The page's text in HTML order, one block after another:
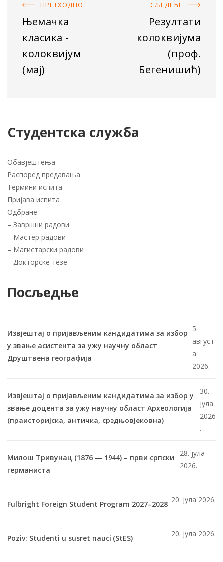
ПРЕТХОДНO
Њемачка
класика -
колоквијум
(мај)
СЉЕДЕЋE
Резултати
колоквијума
(проф.
Бегенишић)
Студентска служба
Обавјештења
Распоред предавања
Термини испита
Пријава испита
Одбране
– Завршни радови
– Мастер радови
– Магистарски радови
– Докторске тезе
Посљедње
Извјештај о пријављеним кандидатима за избор
у звање асистента за ужу научну област
Друштвена географија
5.
август
а
2026.
Извјештај о пријављеним кандидатима за избор у
звање доцента за ужу научну област Археологија
(праисторијска, античка, средњовјековна)
30.
јула
2026
.
Милош Тривунац (1876 — 1944) – први српски
германиста
28. јула
2026.
Fulbright Foreign Student Program 2027–2028 20. јула 2026.
Poziv: Studenti u susret nauci (StES) 20. јула 2026.